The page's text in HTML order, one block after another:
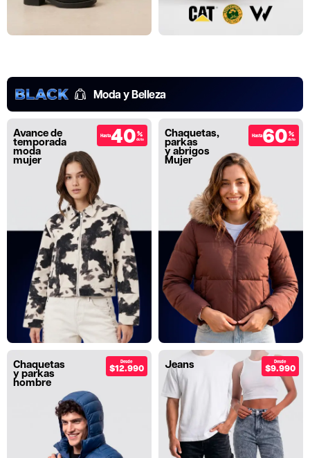
Moda y Belleza
Avance de
temporada
moda
mujer
Hasta40%
dcto Chaquetas,
parkas
y abrigos
Mujer
Hasta60%
dcto
Chaquetas
y parkas
hombre
Desde
$12.990 Jeans Desde
$9.990